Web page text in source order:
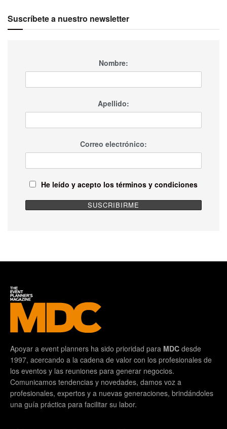
Suscríbete a nuestro newsletter
Nombre:
Apellido:
Correo electrónico:
He leído y acepto los términos y condiciones
Apoyar a event planners ha sido prioridad para MDC desde
1997, acercando a la cadena de valor con los profesionales de
los eventos y las reuniones para generar negocios.
Comunicamos tendencias y novedades, damos voz a
profesionales, expertos y a nuevas generaciones, brindándoles
una guía práctica para facilitar su labor.